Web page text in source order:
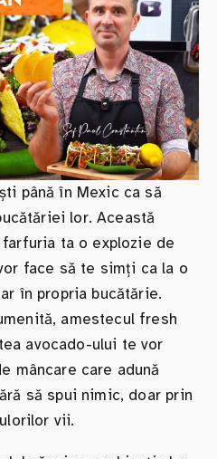
până în Mexic ca să
lor. Această
ta o explozie de
face să te simți ca la o
în propria bucătărie.
amestecul fresh
avocado-ului te vor
mâncare care adună
să spui nimic, doar prin
vii.